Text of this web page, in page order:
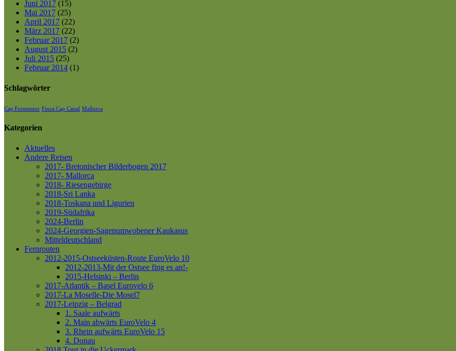
Juni 2017 (15)
Mai 2017 (25)
April 2017 (22)
März 2017 (22)
Februar 2017 (2)
August 2015 (2)
Juli 2015 (25)
Februar 2014 (1)
Schlagwörter
Cap Formentor Finca Cap Canal Mallorca
Kategorien
Aktuelles
Andere Reisen
2017- Bretonischer Bilderbogen 2017
2017- Mallorca
2018- Riesengebirge
2018-Sri Lanka
2018-Toskana und Ligurien
2019-Südafrika
2024-Berlin
2024-Georgien-Sagenumwobener Kaukasus
Mitteldeutschland
Fernrouten
2012-2015-Ostseeküsten-Route EuroVelo 10
2012-2013-Mit der Ostsee fing es an!-
2015-Helsinki – Berlin
2017-Atlantik – Basel Eurovelo 6
2017-La Moselle-Die Mosel7
2017-Leipzig – Belgrad
1. Saale aufwärts
2. Main abwärts EuroVelo 4
3. Rhein aufwärts EuroVelo 15
4. Donau